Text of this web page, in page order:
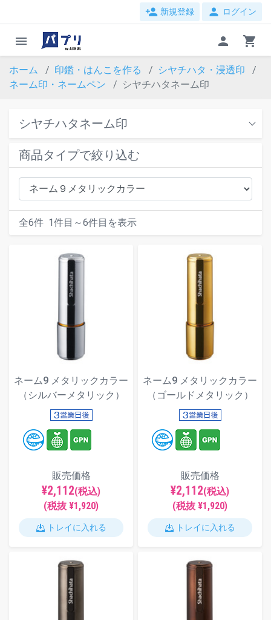
person_add 新規登録 person ログイン
menu person shopping_cart
ホーム 印鑑・はんこを作る
シヤチハタ・浸透印
ネーム印・ネームペン
シヤチハタネーム印
シヤチハタネーム印
商品タイプで絞り込む
全6件 1件目～6件目を表示
ネーム9 メタリックカラー
（シルバーメタリック）
販売価格
¥2,112(税込)
(税抜 ¥1,920)
トレイに入れる
ネーム9 メタリックカラー
（ゴールドメタリック）
販売価格
¥2,112(税込)
(税抜 ¥1,920)
トレイに入れる